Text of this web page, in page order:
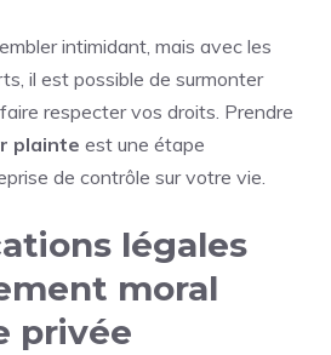
intimidant, mais avec les
il est possible de surmonter
respecter vos droits. Prendre
plainte est une étape
de contrôle sur votre vie.
légales
moral
privée